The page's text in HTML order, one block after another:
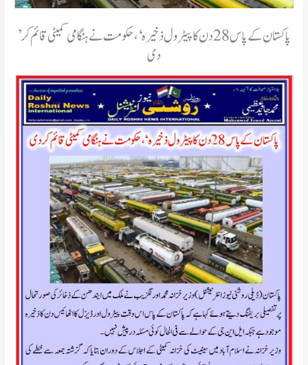
’پاکستان کے پاس 28 دن کا پیٹرول ذخیرہ‘، حکومت نے ہنگامی کمیٹی قائم کر
دی